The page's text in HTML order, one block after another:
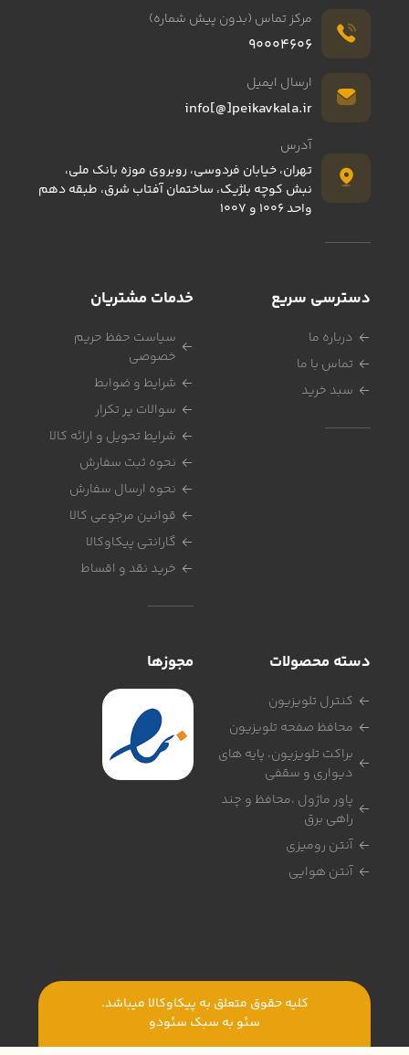
مرکز تماس (بدون پیش شماره)
90004606
ارسال ایمیل
info[@]peikavkala.ir
آدرس
تهران، خیابان فردوسی، روبروی موزه بانک ملی،
نبش کوچه بلژیک، ساختمان آفتاب شرق، طبقه دهم
واحد 1006 و 1007
دسترسی سریع
درباره ما
تماس با ما
سبد خرید
خدمات مشتریان
سیاست حفظ حریم
خصوصی
شرایط و ضوابط
سوالات پر تکرار
شرایط تحویل و ارائه کالا
نحوه ثبت سفارش
نحوه ارسال سفارش
قوانین مرجوعی کالا
گارانتی پیکاوکالا
خرید نقد و اقساط
دسته محصولات
کنترل تلویزیون
محافظ صفحه تلویزیون
براکت تلویزیون، پایه های
دیواری و سقفی
پاور ماژول ،محافظ و چند
راهی برق
آنتن رومیزی
آنتن هوایی
مجوزها
کلیه حقوق متعلق به پیکاوکالا میباشد.
سئو به سبک سئودو